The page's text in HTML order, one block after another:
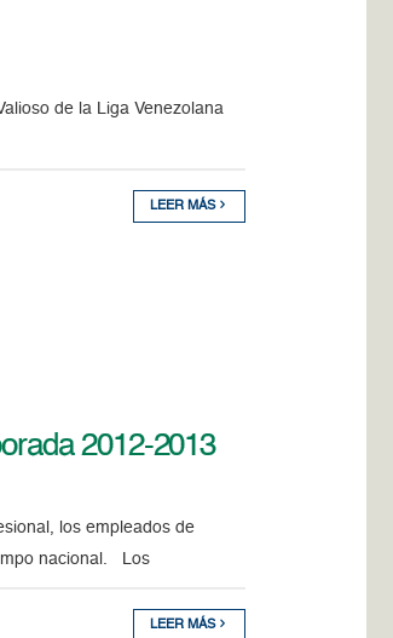
de la Liga Venezolana
LEER MÁS
2012-2013
los empleados de
nacional. Los
LEER MÁS